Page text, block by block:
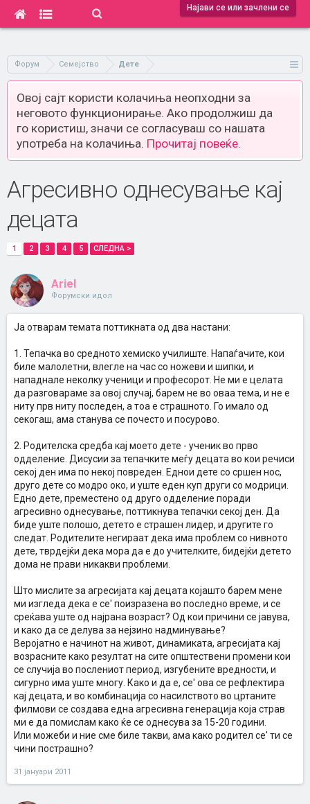
Најави се или зачлени се
Форум Семејство Дете
Овој сајт користи колачиња неопходни за
неговото функционирање. Ако продолжиш да
го користиш, значи се согласуваш со нашата
употреба на колачиња. Прочитај повеќе.
Агресивно однесување кај
децата
1 2 3 4 5 СЛЕДНА >
Ariel
Форумски идол
Ја отварам темата поттикната од два настани:
1. Тепачка во средното хемиско училиште. Напаѓачите, кои
биле малолетни, влегле на час со ножеви и шипки, и
нападнале неколку ученици и професорот. Не ми е целата
да разговараме за овој случај, барем не во оваа тема, и не е
ниту прв ниту последен, а тоа е страшното. Го имало од
секогаш, ама станува се почесто и посурово.
2. Родителска средба кај моето дете - ученик во прво
одделение. Дисусии за тепачките меѓу децата во кои речиси
секој ден има по некој повреден. Еднои дете со сршен нос,
друго дете со модро око, и уште еден куп други со модрици.
Едно дете, преместено од друго одделение поради
агресивно однесување, поттикнува тепачки секој ден. Да
биде уште полошо, детето е страшен лидер, и другите го
следат. Родителите негираат дека има проблем со нивното
дете, тврдејќи дека мора да е до учителките, бидејќи детето
дома не прави никакви проблеми.
Што мислите за агресијата кај децата којашто барем мене
ми изгледа дека е се' поизразена во последно време, и се
среќава уште од најрана возраст? Од кои причини се јавува,
и како да се делува за нејзино надминување?
Веројатно е начинот на живот, динамиката, агресијата кај
возрасните како резултат на сите општествени промени кои
се случија во послениот период, изгубените вредности, и
сигурно има уште многу. Како и да е, се' ова се рефлектира
кај децата, и во комбинација со насилството во цртаните
филмови се создава една агресивна генерација која страв
ми е да помислам како ќе се однесува за 15-20 години.
Или можеби и ние сме биле такви, ама како родител се' ти се
чини пострашно?
31 јануари 2011